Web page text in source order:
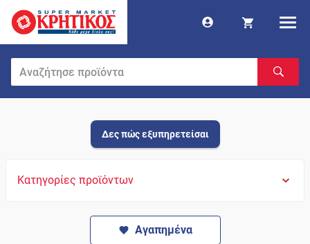
Δες πώς εξυπηρετείσαι
Κατηγορίες προϊόντων
Αγαπημένα